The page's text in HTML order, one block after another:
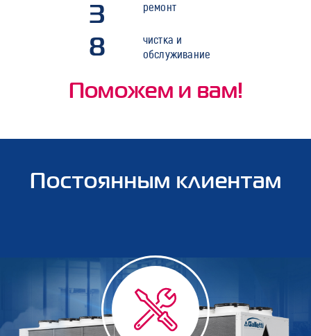
3 ремонт
8
чистка и
обслуживание
Поможем и вам!
Постоянным клиентам